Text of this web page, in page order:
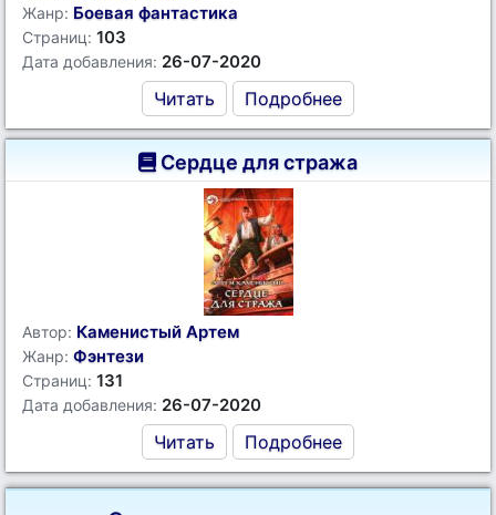
Жанр: Боевая фантастика
Страниц: 103
Дата добавления: 26-07-2020
Читать Подробнее
Сердце для стража
Автор: Каменистый Артем
Жанр: Фэнтези
Страниц: 131
Дата добавления: 26-07-2020
Читать Подробнее